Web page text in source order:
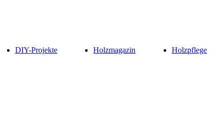
DIY-Projekte Holzmagazin Holzpflege